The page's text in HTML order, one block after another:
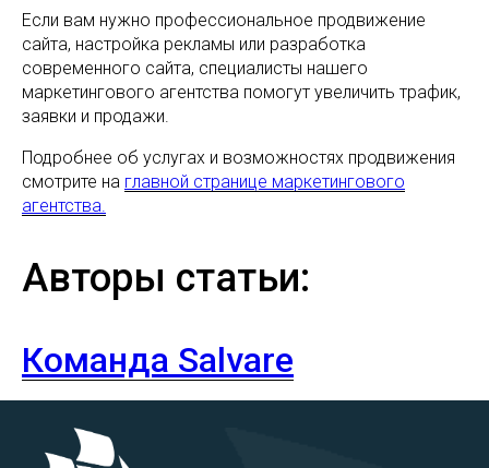
Если вам нужно профессиональное продвижение
сайта, настройка рекламы или разработка
современного сайта, специалисты нашего
маркетингового агентства помогут увеличить трафик,
заявки и продажи.
Подробнее об услугах и возможностях продвижения
смотрите на главной странице маркетингового
агентства.
Авторы статьи:
Команда Salvare
Все права защищены. Использования материалов
сайта разрешено только с согласия правообладателя.
г. Уфа, ул. Цюрупы, 151/1
ИП Самигуллин Вадим Филюсович
ОГРНИП 322028000029041